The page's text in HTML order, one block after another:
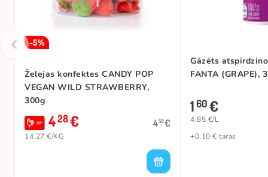
-5%
Želejas konfektes CANDY POP
VEGAN WILD STRAWBERRY,
300g
428€ 450€
14.27 €/KG
Gāzēts
FANTA (GRAPE),
160€
4.85 €/L
+0.10 € taras